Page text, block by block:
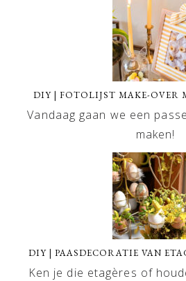
DIY | FOTOLIJST MAKE-OVER
Vandaag gaan we een
maken!
DIY | PAASDECORATIE VAN
Ken je die etagères of